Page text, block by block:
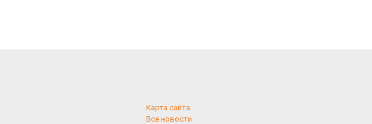
Карта сайта
Все новости